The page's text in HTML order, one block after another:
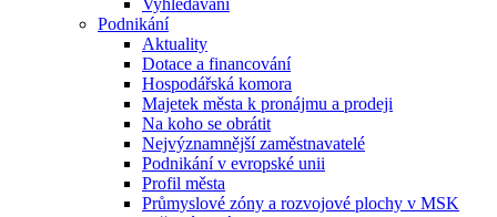
Vyhledávání
Podnikání
Aktuality
Dotace a financování
Hospodářská komora
Majetek města k pronájmu a prodeji
Na koho se obrátit
Nejvýznamnější zaměstnavatelé
Podnikání v evropské unii
Profil města
Průmyslové zóny a rozvojové plochy v MSK